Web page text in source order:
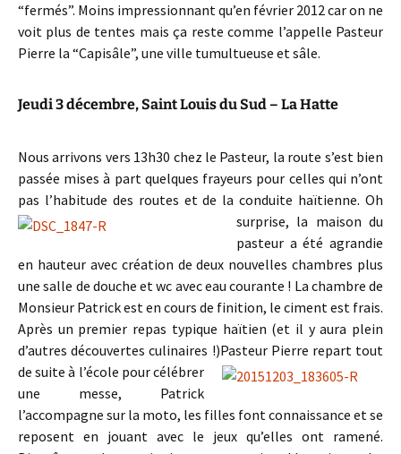
“fermés”. Moins impressionnant qu’en février 2012 car on ne
voit plus de tentes mais ça reste comme l’appelle Pasteur
Pierre la “Capisâle”, une ville tumultueuse et sâle.
Jeudi 3 décembre, Saint Louis du Sud – La Hatte
Nous arrivons vers 13h30 chez le Pasteur, la route s’est bien
passée mises à part quelques frayeurs pour celles qui n’ont
pas l’habitude des routes et de la conduite haïtienne. Oh
surprise, la maison du
pasteur a été agrandie
en hauteur avec création de deux nouvelles chambres plus
une salle de douche et wc avec eau courante ! La chambre de
Monsieur Patrick est en cours de finition, le ciment est frais.
Après un premier repas typique haïtien (et il y aura plein
d’autres découvertes culinaires !)Pasteur Pierre repart tout
de suite à l’école pour célébrer
une messe, Patrick
l’accompagne sur la moto, les filles font connaissance et se
reposent en jouant avec le jeux qu’elles ont ramené.